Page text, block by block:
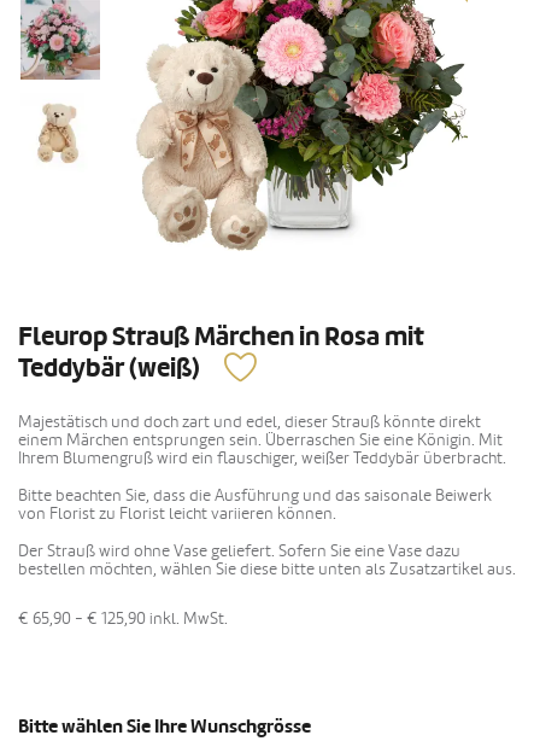
Fleurop Strauß Märchen in Rosa mit
Teddybär (weiß)
Majestätisch und doch zart und edel, dieser Strauß könnte direkt
einem Märchen entsprungen sein. Überraschen Sie eine Königin. Mit
Ihrem Blumengruß wird ein flauschiger, weißer Teddybär überbracht.
Bitte beachten Sie, dass die Ausführung und das saisonale Beiwerk
von Florist zu Florist leicht variieren können.
Der Strauß wird ohne Vase geliefert. Sofern Sie eine Vase dazu
bestellen möchten, wählen Sie diese bitte unten als Zusatzartikel aus.
€ 65,90 - € 125,90 inkl. MwSt.
Bitte wählen Sie Ihre Wunschgrösse